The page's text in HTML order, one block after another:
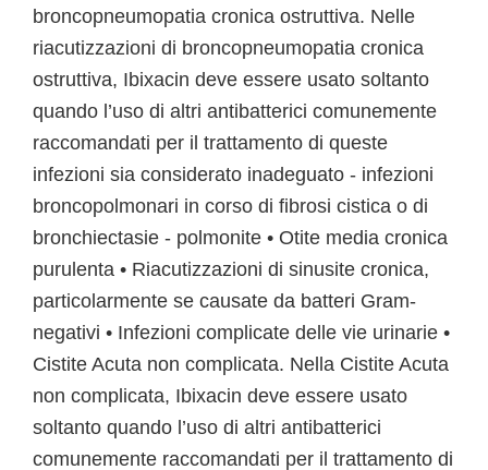
broncopneumopatia cronica ostruttiva. Nelle
riacutizzazioni di broncopneumopatia cronica
ostruttiva, Ibixacin deve essere usato soltanto
quando l’uso di altri antibatterici comunemente
raccomandati per il trattamento di queste
infezioni sia considerato inadeguato - infezioni
broncopolmonari in corso di fibrosi cistica o di
bronchiectasie - polmonite • Otite media cronica
purulenta • Riacutizzazioni di sinusite cronica,
particolarmente se causate da batteri Gram-
negativi • Infezioni complicate delle vie urinarie •
Cistite Acuta non complicata. Nella Cistite Acuta
non complicata, Ibixacin deve essere usato
soltanto quando l’uso di altri antibatterici
comunemente raccomandati per il trattamento di